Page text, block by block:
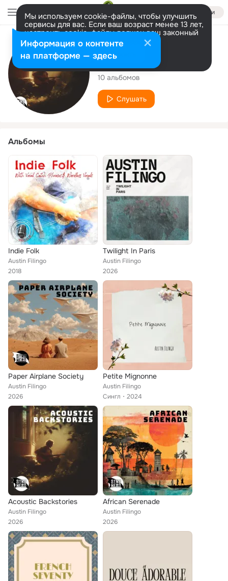
Войти
Мы используем cookie-файлы, чтобы улучшить
сервисы для вас. Если ваш возраст менее 13 лет,
настроить cookie-файлы должен ваш законный
представитель. Больше информации
Разрешить все Настроить
Исполнитель
Austin Filingo
10 альбомов
Слушать
Альбомы
Indie Folk
Austin Filingo
2018
Twilight In Paris
Austin Filingo
2026
Paper Airplane Society
Austin Filingo
2026
Petite Mignonne
Austin Filingo
Сингл
2024
Acoustic Backstories
Austin Filingo
2026
African Serenade
Austin Filingo
2026
Информация о контенте
на платформе — здесь